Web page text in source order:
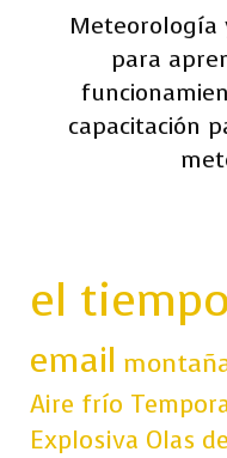
Meteorología
para
capacitación
el tiempo
email
Aire frío
Explosiva Olas